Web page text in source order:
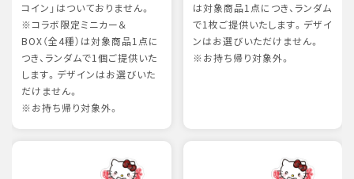
コイン」はついておりません。
※コラボ限定ミニカー＆
BOX（全4種）は対象商品1点に
つき、ランダムで1個ご提供いた
します。デザインはお選びいた
だけません。
※お持ち帰り対象外。
は対象商品1点につき、ランダム
で1枚ご提供いたします。デザイ
ンはお選びいただけません。
※お持ち帰り対象外。